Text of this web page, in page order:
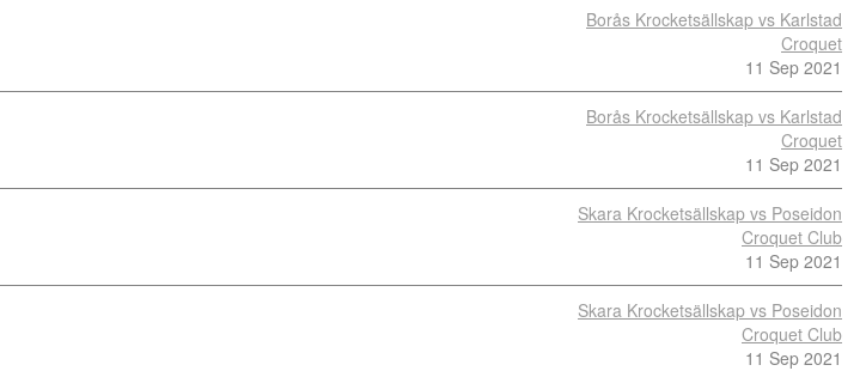
Borås Krocketsällskap vs Karlstad
Croquet
11 Sep 2021
Borås Krocketsällskap vs Karlstad
Croquet
11 Sep 2021
Skara Krocketsällskap vs Poseidon
Croquet Club
11 Sep 2021
Skara Krocketsällskap vs Poseidon
Croquet Club
11 Sep 2021